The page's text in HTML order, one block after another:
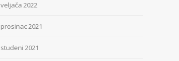
veljača 2022
prosinac 2021
studeni 2021